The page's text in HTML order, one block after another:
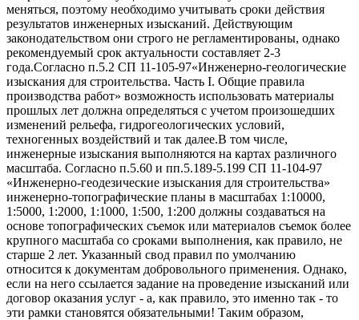
меняться, поэтому необходимо учитывать сроки действия
результатов инженерных изысканий. Действующим
законодательством они строго не регламентированы, однако
рекомендуемый срок актуальности составляет 2-3
года.Согласно п.5.2 СП 11-105-97«Инженерно-геологические
изыскания для строительства. Часть I. Общие правила
производства работ» возможность использовать материалы
прошлых лет должна определяться с учетом произошедших
изменений рельефа, гидрогеологических условий,
техногенных воздействий и так далее.В том числе,
инженерные изыскания выполняются на картах различного
масштаба. Согласно п.5.60 и пп.5.189-5.199 СП 11-104-97
«Инженерно-геодезические изыскания для строительства»
инженерно-топографические планы в масштабах 1:10000,
1:5000, 1:2000, 1:1000, 1:500, 1:200 должны создаваться на
основе топографических съемок или материалов съемок более
крупного масштаба со сроками выполнения, как правило, не
старше 2 лет. Указанный свод правил по умолчанию
относится к документам добровольного применения. Однако,
если на него ссылается задание на проведение изысканий или
договор оказания услуг - а, как правило, это именно так - то
эти рамки становятся обязательными! Таким образом,